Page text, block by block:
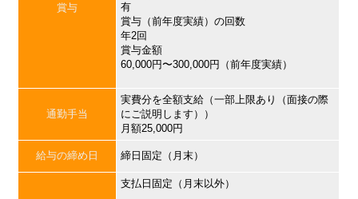
賞与
有
賞与（前年度実績）の回数
年2回
賞与金額
60,000円〜300,000円（前年度実績）
通勤手当
実費分を全額支給（一部上限あり（面接の際
にご説明します））
月額25,000円
給与の締め日 締日固定（月末）
支払日固定（月末以外）